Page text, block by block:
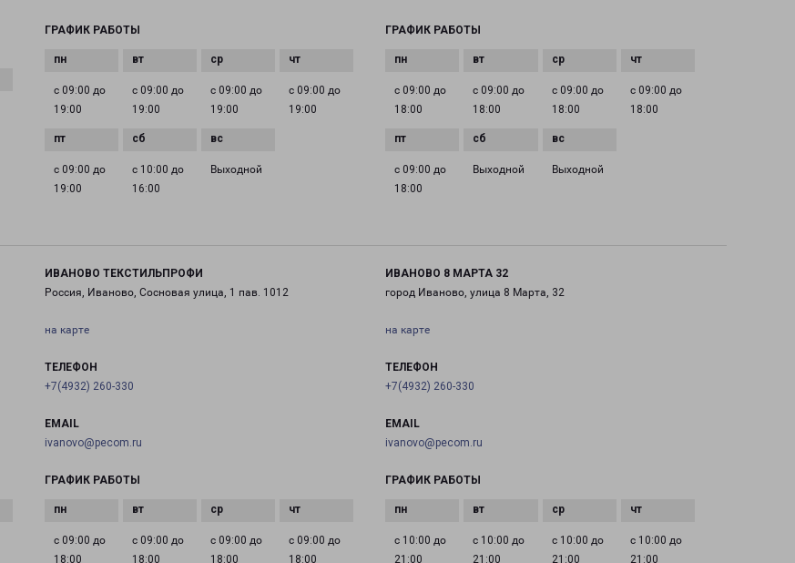
ГРАФИК РАБОТЫ
с 09:00 до
19:00
с 09:00 до
19:00
с 09:00 до
19:00
с 09:00 до
19:00
с 09:00 до
19:00
с 10:00 до
16:00
Выходной
ГРАФИК РАБОТЫ
с 09:00 до
18:00
с 09:00 до
18:00
с 09:00 до
18:00
с 09:00 до
18:00
с 09:00 до
18:00
Выходной Выходной
ИВАНОВО ТЕКСТИЛЬПРОФИ
Россия, Иваново, Сосновая улица, 1 пав. 1012
на карте
ТЕЛЕФОН
+7(4932) 260-330
EMAIL
ivanovo@pecom.ru
ГРАФИК РАБОТЫ
с 09:00 до
18:00
с 09:00 до
18:00
с 09:00 до
18:00
с 09:00 до
18:00
ИВАНОВО 8 МАРТА 32
город Иваново, улица 8 Марта, 32
на карте
ТЕЛЕФОН
+7(4932) 260-330
EMAIL
ivanovo@pecom.ru
ГРАФИК РАБОТЫ
с 10:00 до
21:00
с 10:00 до
21:00
с 10:00 до
21:00
с 10:00 до
21:00